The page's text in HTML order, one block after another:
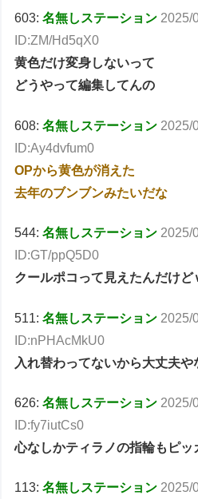
603:名無しステーション 2025/
ID:ZM/Hd5qX0
黄色だけ変身しないって
どうやって編集してんの
608:名無しステーション 2025/
ID:Ay4dvfum0
OPから黄色が消えた
去年のブンブンみたいだな
544:名無しステーション 2025/
ID:GT/ppQ5D0
クールポコって見えたんだけど
511:名無しステーション 2025/
ID:nPHAcMkU0
入れ替わってないから大丈夫や
626:名無しステーション 2025/
ID:fy7iutCs0
心なしかティラノの指輪もピッ
113:名無しステーション 2025/